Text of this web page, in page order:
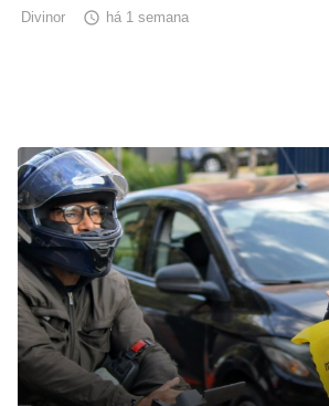
Divinor  há 1 semana